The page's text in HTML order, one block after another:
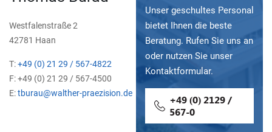
Westfalenstraße 2
42781 Haan
T:+49 (0) 21 29 / 567-4822
F: +49 (0) 21 29 / 567-4500
E:tburau@walther-praezision.de
Unser geschultes Personal
bietet Ihnen die beste
Beratung. Rufen Sie uns an
oder nutzen Sie unser
Kontaktformular.
+49 (0) 2129 /
567-0